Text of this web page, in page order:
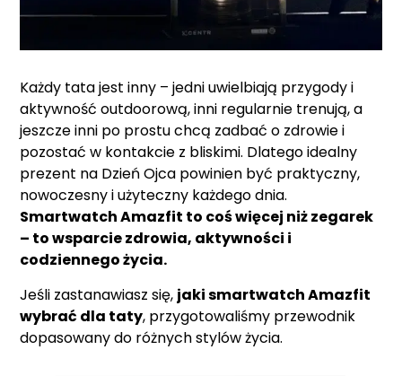
Każdy tata jest inny – jedni uwielbiają przygody i
aktywność outdoorową, inni regularnie trenują, a
jeszcze inni po prostu chcą zadbać o zdrowie i
pozostać w kontakcie z bliskimi. Dlatego idealny
prezent na Dzień Ojca powinien być praktyczny,
nowoczesny i użyteczny każdego dnia.
Smartwatch Amazfit to coś więcej niż zegarek
– to wsparcie zdrowia, aktywności i
codziennego życia.
Jeśli zastanawiasz się, jaki smartwatch Amazfit
wybrać dla taty, przygotowaliśmy przewodnik
dopasowany do różnych stylów życia.